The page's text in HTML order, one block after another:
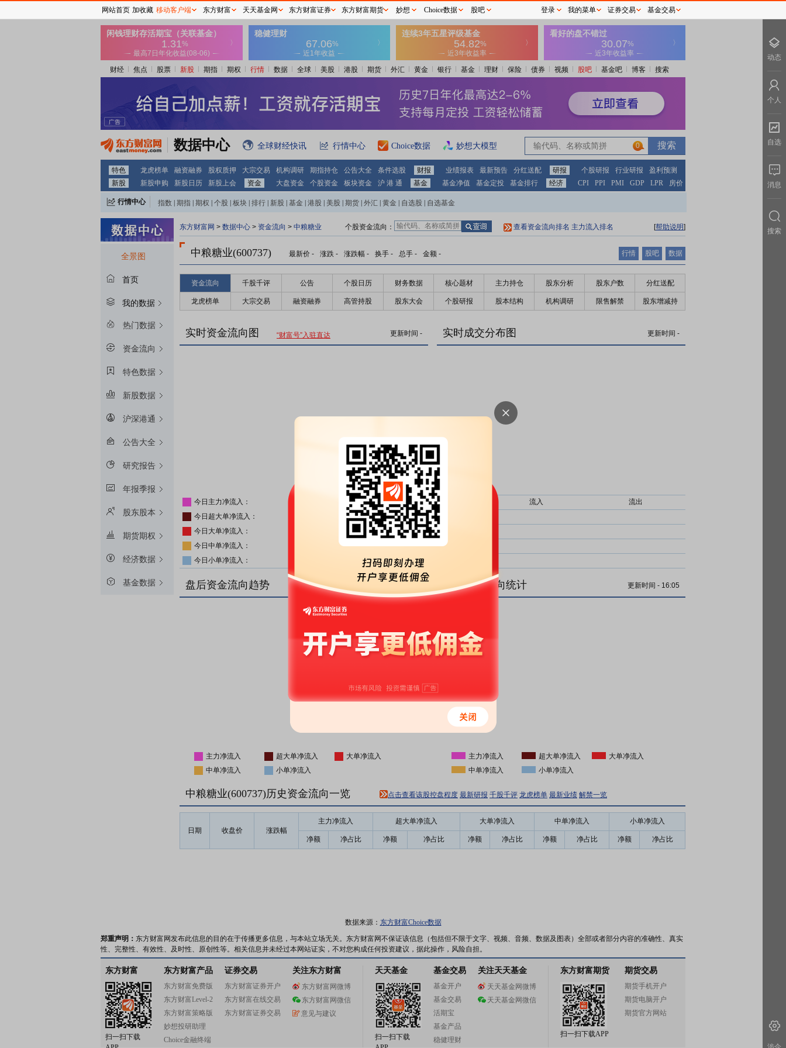
财经 焦点 股票 新股 期指 期权 行情 数据 全球 美股 港股 期货 外汇 黄金 银行 基金 理财 保险 债券 视频 股吧 基金吧 博客 搜索
数据中心 全球财经快讯 行情中心 Choice数据 妙想大模型 0
特色 龙虎榜单 融资融券 股权质押 大宗交易 机构调研 期指持仓 公告大全 条件选股 财报 业绩报表 最新预告 分红送配 研报 个股研报 行业研报
盈利预测
新股
新股申购 新股日历 新股上会 资金 大盘资金 个股资金 板块资金 沪 港 通 基金 基金净值 基金定投 基金排行 经济 CPI PPI PMI GDP LPR 房价
行情中心 指数 期指 期权 个股 板块 排行 新股 基金 港股 美股 期货 外汇 黄金 自选股 自选基金
全景图
首页
我的数据
热门数据
资金流向
特色数据
新股数据
沪深港通
公告大全
研究报告
年报季报
股东股本
期货期权
经济数据
基金数据
东方财富网 > 数据中心 > 资金流向 > 中粮糖业 个股资金流向： 查看资金流向排名 主力流入排名 [帮助说明]
中粮糖业(600737) 最新价 - 涨跌 - 涨跌幅 - 换手 - 总手 - 金额 - 行情 股吧 数据
资金流向 千股千评 公告 个股日历 财务数据 核心题材 主力持仓 股东分析 股东户数 分红送配
龙虎榜单 大宗交易 融资融券 高管持股 股东大会 个股研报 股本结构 机构调研 限售解禁 股东增减持
实时资金流向图 “财富号”入驻直达 更新时间 -
今日主力净流入：
主力净比：
今日超大单净流入：
超大单净比：
今日大单净流入：
大单净比：
今日中单净流入：
中单净比：
今日小单净流入：
实时成交分布图 更新时间 -
流入
流出
盘后资金流向趋势
主力净流入 超大单净流入
大单净流入
中单净流入
小单净流入
盘后资金流向统计 更新时间 - 16:05
主力净流入 超大单净流入
大单净流入
中单净流入
小单净流入
中粮糖业(600737)历史资金流向一览 点击查看该股控盘程度 最新研报 千股千评 龙虎榜单 最新业绩 解禁一览
日期 收盘价 涨跌幅
主力净流入 超大单净流入 大单净流入 中单净流入 小单净流入
净额 净占比 净额 净占比 净额 净占比 净额 净占比 净额 净占比
数据来源： 东方财富Choice数据
郑重声明： 东方财富网发布此信息的目的在于传播更多信息，与本站立场无关。东方财富网不保证该信息（包括但不限于文字、视频、音频、数据及图表）全部或者部分内容的准确性、真实
性、完整性、有效性、及时性、原创性等。相关信息并未经过本网站证实，不对您构成任何投资建议，据此操作，风险自担。
东方财富
扫一扫下载
东方财富产品
东方财富免费版
东方财富Level-2
东方财富策略版
妙想投研助理
Choice金融终端
证券交易
东方财富证券开户
东方财富在线交易
东方财富证券交易
关注东方财富
东方财富网微博
东方财富网微信
意见与建议
天天基金
扫一扫下载
基金交易
基金开户
基金交易
活期宝
基金产品
稳健理财
关注天天基金
天天基金网微博
天天基金网微信
东方财富期货
扫一扫下载APP
期货交易
期货手机开户
期货电脑开户
期货官方网站
网站首页 加收藏 移动客户端 东方财富 天天基金网 东方财富证券 东方财富期货 妙想 Choice数据 股吧 登录 我的菜单 证券交易 基金交易
动态
个人
自选
消息
搜索